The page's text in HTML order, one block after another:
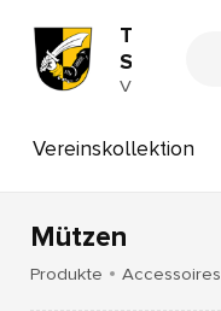
T
S
V
F
n
s
V
e
s
h
o
Vereinskollektion
Mützen
Produkte Accessoires